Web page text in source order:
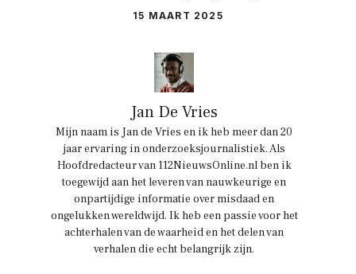
15 MAART 2025
Jan De Vries
Mijn naam is Jan de Vries en ik heb meer dan 20
jaar ervaring in onderzoeksjournalistiek. Als
Hoofdredacteur van 112NieuwsOnline.nl ben ik
toegewijd aan het leveren van nauwkeurige en
onpartijdige informatie over misdaad en
ongelukken wereldwijd. Ik heb een passie voor het
achterhalen van de waarheid en het delen van
verhalen die echt belangrijk zijn.